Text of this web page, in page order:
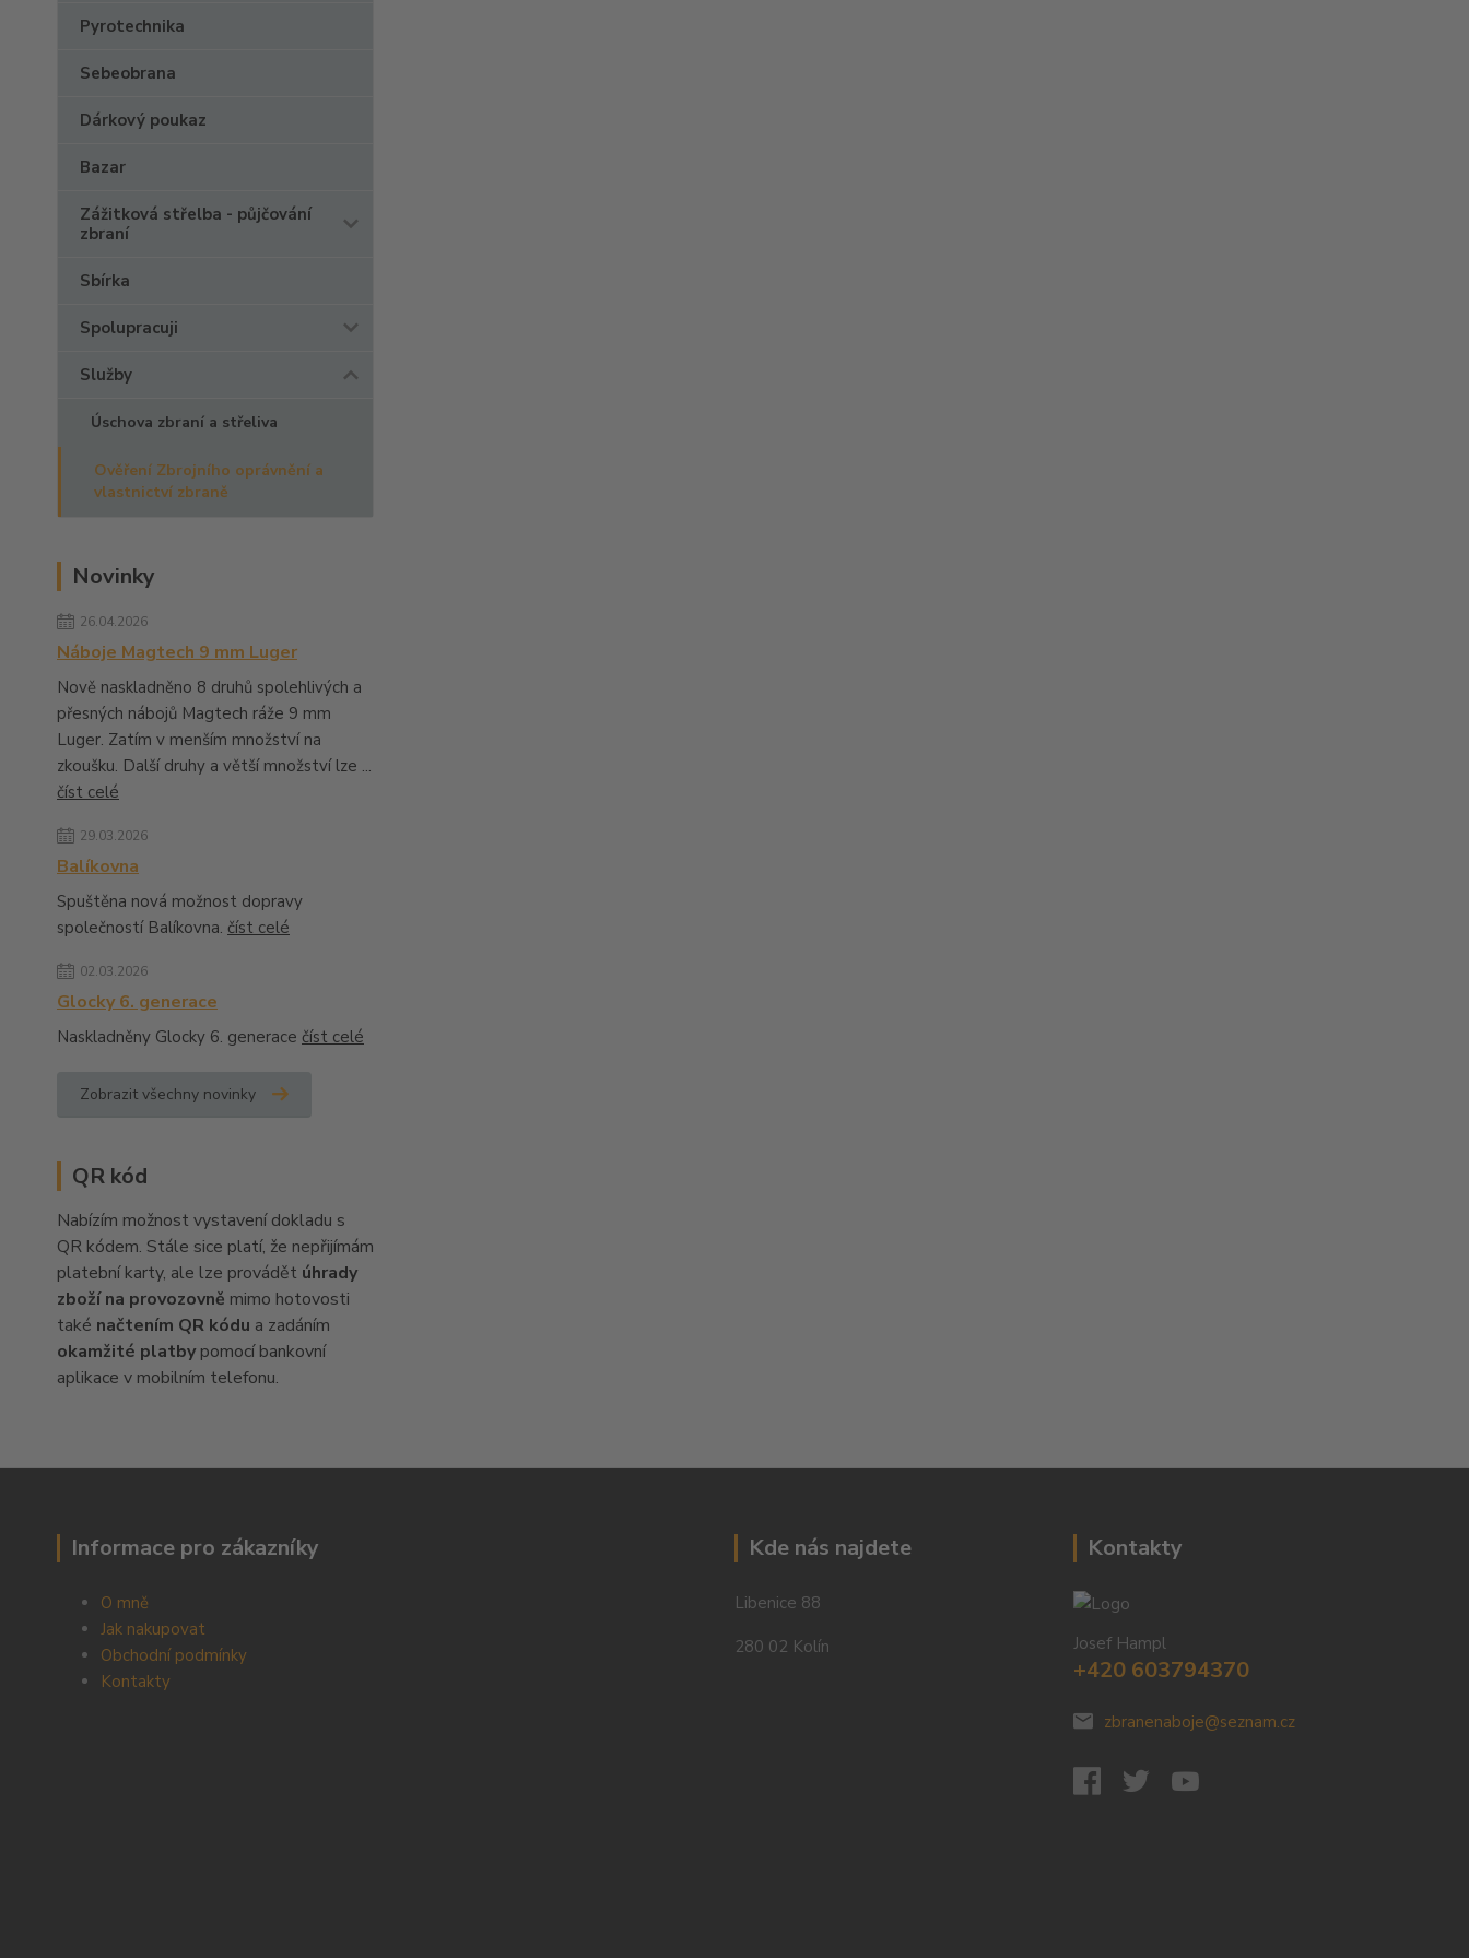
Pyrotechnika
Sebeobrana
Dárkový poukaz
Bazar
Zážitková střelba - půjčování
zbraní
Sbírka
Spolupracuji
Služby
Úschova zbraní a střeliva
Ověření Zbrojního oprávnění a
vlastnictví zbraně
Novinky
26.04.2026
Náboje Magtech 9 mm Luger
Nově naskladněno 8 druhů spolehlivých a
přesných nábojů Magtech ráže 9 mm
Luger. Zatím v menším množství na
zkoušku. Další druhy a větší množství lze ...
číst celé
29.03.2026
Balíkovna
Spuštěna nová možnost dopravy
společností Balíkovna. číst celé
02.03.2026
Glocky 6. generace
Naskladněny Glocky 6. generace číst celé
Zobrazit všechny novinky
QR kód
Nabízím možnost vystavení dokladu s
QR kódem. Stále sice platí, že nepřijímám
platební karty, ale lze provádět úhrady
zboží na provozovně mimo hotovosti
také načtením QR kódu a zadáním
okamžité platby pomocí bankovní
aplikace v mobilním telefonu.
Informace pro zákazníky
O mně
Jak nakupovat
Obchodní podmínky
Kontakty
Kde nás najdete
Libenice 88
280 02 Kolín
Kontakty
Josef Hampl
+420 603794370
zbranenaboje@seznam.cz